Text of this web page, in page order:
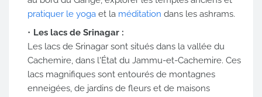
pratiquer le yoga et la méditation dans les ashrams.
Les lacs de Srinagar :
Les lacs de Srinagar sont situés dans la vallée du
Cachemire, dans l'État du Jammu-et-Cachemire. Ces
lacs magnifiques sont entourés de montagnes
enneigées, de jardins de fleurs et de maisons